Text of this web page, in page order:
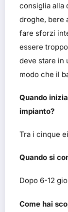
consiglia alla
droghe, bere
fare sforzi
essere
deve stare in
modo che il
Quando
impianto?
Tra i cinque
Quando si
Dopo 6-12
Come hai